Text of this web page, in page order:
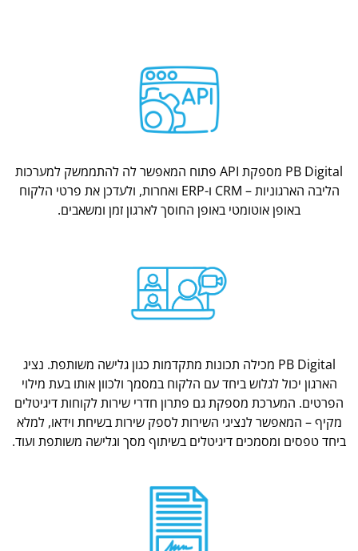
PB Digital מספקת API פתוח המאפשר לה להתממשק למערכות
הליבה הארגוניות – CRM ו-ERP ואחרות, ולעדכן את פרטי הלקוח
באופן אוטומטי באופן החוסך לארגון זמן ומשאבים.
PB Digital מכילה תכונות מתקדמות כגון גלישה משותפת. נציג
הארגון יכול לגלוש ביחד עם הלקוח במסמך ולכוון אותו בעת מילוי
הפרטים. המערכת מספקת גם פתרון חדרי שירות לקוחות דיגיטלים
מקיף – המאפשר לנציגי השירות לספק שירות בשיחת וידאו, למלא
ביחד טפסים ומסמכים דיגיטלים בשיתוף מסך וגלישה משותפת ועוד.